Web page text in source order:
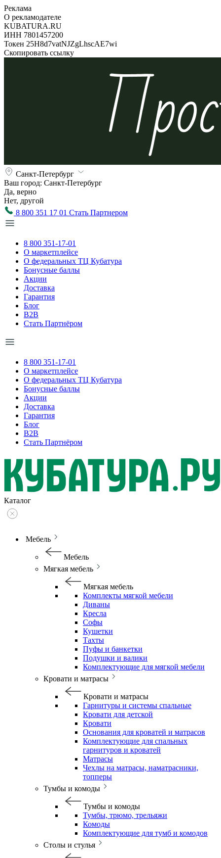
Реклама
О рекламодателе
KUBATURA.RU
ИНН 7801457200
Токен 25H8d7vatNJZgLhscAE7wi
Скопировать ссылку
Санкт-Петербург
Ваш город: Санкт-Петербург
Да, верно
Нет, другой
8 800 351 17 01 Стать Партнером
8 800 351-17-01
О маркетплейсе
О федеральных ТЦ Кубатура
Бонусные баллы
Акции
Доставка
Гарантия
Блог
B2B
Стать Партнёром
8 800 351-17-01
О маркетплейсе
О федеральных ТЦ Кубатура
Бонусные баллы
Акции
Доставка
Гарантия
Блог
B2B
Стать Партнёром
Каталог
Мебель
Мебель
Мягкая мебель
Мягкая мебель
Комплекты мягкой мебели
Диваны
Кресла
Софы
Кушетки
Тахты
Пуфы и банкетки
Подушки и валики
Комплектующие для мягкой мебели
Кровати и матрасы
Кровати и матрасы
Гарнитуры и системы спальные
Кровати для детской
Кровати
Основания для кроватей и матрасов
Комплектующие для спальных
гарнитуров и кроватей
Матрасы
Чехлы на матрасы, наматрасники,
топперы
Тумбы и комоды
Тумбы и комоды
Тумбы, трюмо, трельяжи
Комоды
Комплектующие для тумб и комодов
Столы и стулья